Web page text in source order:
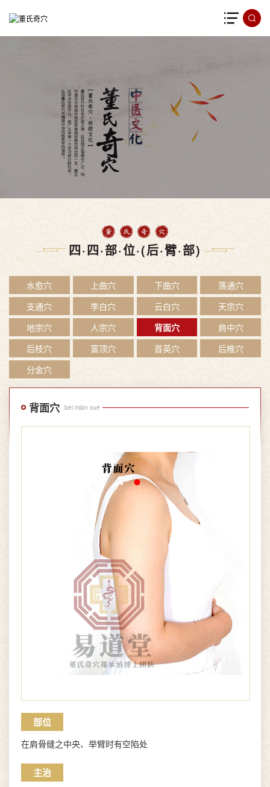
四·四·部·位·(后·臂·部)
水愈穴 上曲穴 下曲穴
落通穴
支通穴
李白穴 云白穴
天宗穴
地宗穴
人宗穴 背面穴
肩中穴
后枝穴
富顶穴 首英穴
后椎穴
分金穴
背面穴 bèi miàn xué
部位
在肩骨缝之中央、举臂时有空陷处
主治